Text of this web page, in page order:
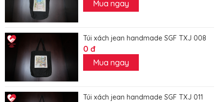
Mua ngay
Túi xách jean handmade SGF TXJ 008
0 đ
Mua ngay
Túi xách jean handmade SGF TXJ 011